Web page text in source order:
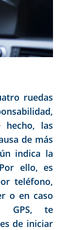
ruedas
hecho, las
de más
indica la
ello, es
teléfono,
o en caso
GPS, te
de iniciar